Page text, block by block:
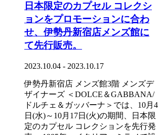
日本限定のカプセル コレクシ
ョンをプロモーションに合わ
せ、伊勢丹新宿店メンズ館に
て先行販売。
2023.10.04 - 2023.10.17
伊勢丹新宿店 メンズ館3階 メンズデ
ザイナーズ ＜DOLCE＆GABBANA/
ドルチェ＆ガッバーナ＞では、10月4
日(水)～10月17日(火)の期間、日本限
定のカプセル コレクションを先行発